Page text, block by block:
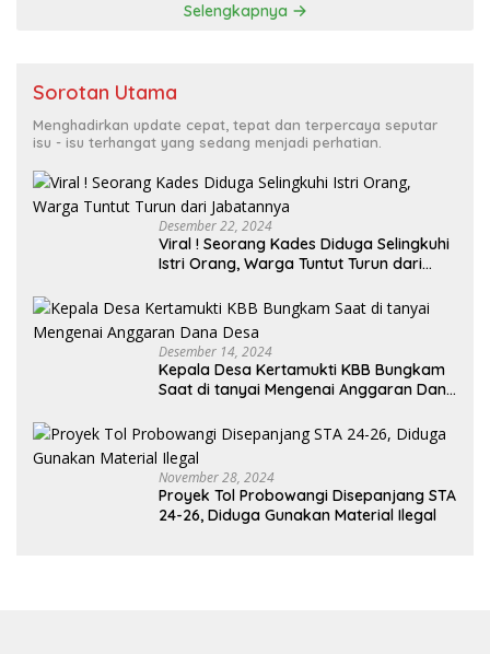
Selengkapnya
Sorotan Utama
Menghadirkan update cepat, tepat dan terpercaya seputar
isu - isu terhangat yang sedang menjadi perhatian.
Desember 22, 2024
Viral ! Seorang Kades Diduga Selingkuhi
Istri Orang, Warga Tuntut Turun dari
Desember 14, 2024
Kepala Desa Kertamukti KBB Bungkam
Saat di tanyai Mengenai Anggaran Dana
November 28, 2024
Proyek Tol Probowangi Disepanjang STA
24-26, Diduga Gunakan Material Ilegal